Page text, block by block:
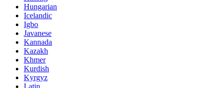
Hungarian
Icelandic
Igbo
Javanese
Kannada
Kazakh
Khmer
Kurdish
Kyrgyz